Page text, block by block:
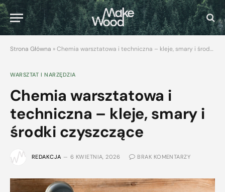
Strona Główna »Chemia warsztatowa i techniczna – kleje, smary i środki czyszczące
WARSZTAT I NARZĘDZIA
Chemia warsztatowa i
techniczna – kleje, smary i
środki czyszczące
REDAKCJA 6 KWIETNIA, 2026 BRAK KOMENTARZY